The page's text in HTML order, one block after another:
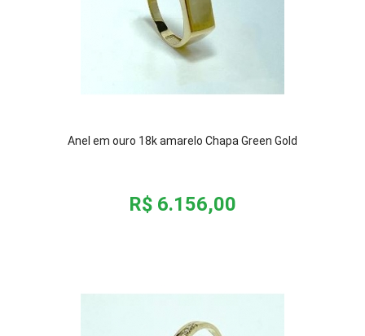
Anel em ouro 18k amarelo Chapa Green Gold
R$ 6.156,00